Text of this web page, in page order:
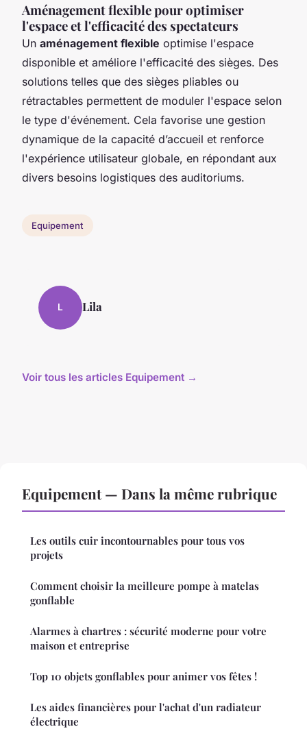
Aménagement flexible pour optimiser
l'espace et l'efficacité des spectateurs
Un aménagement flexible optimise l'espace
disponible et améliore l'efficacité des sièges. Des
solutions telles que des sièges pliables ou
rétractables permettent de moduler l'espace selon
le type d'événement. Cela favorise une gestion
dynamique de la capacité d’accueil et renforce
l'expérience utilisateur globale, en répondant aux
divers besoins logistiques des auditoriums.
Equipement
L Lila
Voir tous les articles Equipement →
Equipement — Dans la même rubrique
Les outils cuir incontournables pour tous vos
projets
Comment choisir la meilleure pompe à matelas
gonflable
Alarmes à chartres : sécurité moderne pour votre
maison et entreprise
Top 10 objets gonflables pour animer vos fêtes !
Les aides financières pour l'achat d'un radiateur
électrique